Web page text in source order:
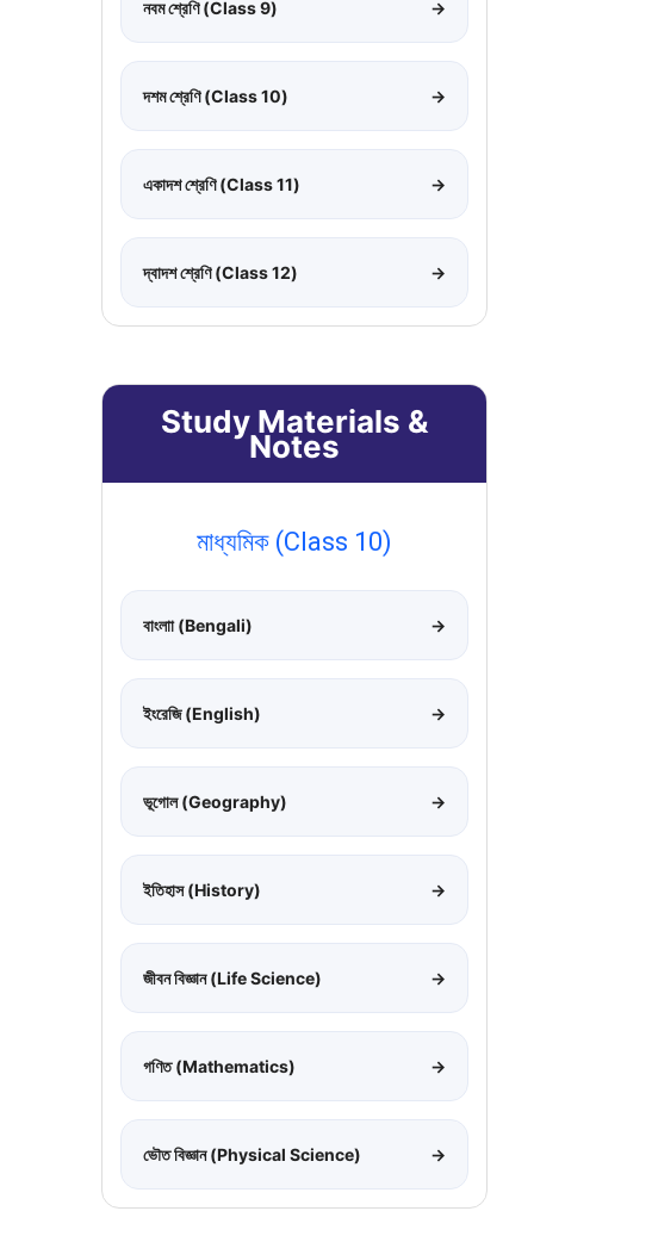
নবম শ্রেণি (Class 9) →
দশম শ্রেণি (Class 10) →
একাদশ শ্রেণি (Class 11) →
দ্বাদশ শ্রেণি (Class 12) →
Study Materials &
Notes
মাধ্যমিক (Class 10)
বাংলাা (Bengali) →
ইংরেজি (English) →
ভূগোল (Geography) →
ইতিহাস (History) →
জীবন বিজ্ঞান (Life Science) →
গণিত (Mathematics) →
ভৌত বিজ্ঞান (Physical Science) →